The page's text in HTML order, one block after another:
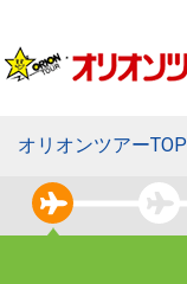
オリオンツアーTOP